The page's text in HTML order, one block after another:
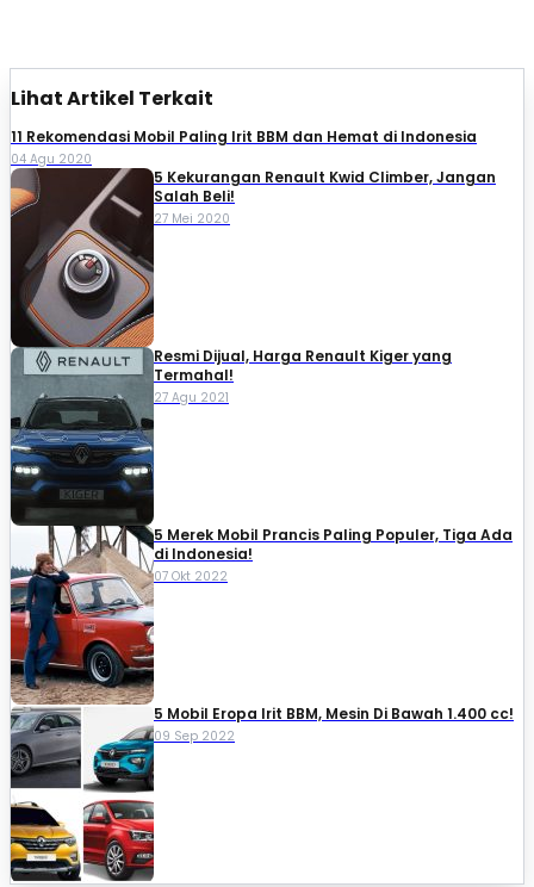
Lihat Artikel Terkait
11 Rekomendasi Mobil Paling Irit BBM dan Hemat di Indonesia
04 Agu 2020
5 Kekurangan Renault Kwid Climber, Jangan
Salah Beli!
27 Mei 2020
Resmi Dijual, Harga Renault Kiger yang
Termahal!
27 Agu 2021
5 Merek Mobil Prancis Paling Populer, Tiga Ada
di Indonesia!
07 Okt 2022
5 Mobil Eropa Irit BBM, Mesin Di Bawah 1.400 cc!
09 Sep 2022